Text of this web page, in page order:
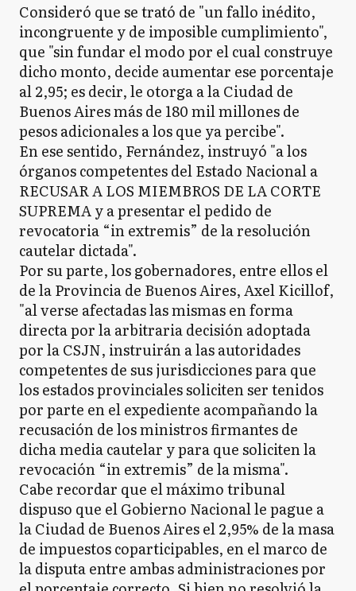
Consideró que se trató de "un fallo inédito,
incongruente y de imposible cumplimiento",
que "sin fundar el modo por el cual construye
dicho monto, decide aumentar ese porcentaje
al 2,95; es decir, le otorga a la Ciudad de
Buenos Aires más de 180 mil millones de
pesos adicionales a los que ya percibe".
En ese sentido, Fernández, instruyó "a los
órganos competentes del Estado Nacional a
RECUSAR A LOS MIEMBROS DE LA CORTE
SUPREMA y a presentar el pedido de
revocatoria “in extremis” de la resolución
cautelar dictada".
Por su parte, los gobernadores, entre ellos el
de la Provincia de Buenos Aires, Axel Kicillof,
"al verse afectadas las mismas en forma
directa por la arbitraria decisión adoptada
por la CSJN, instruirán a las autoridades
competentes de sus jurisdicciones para que
los estados provinciales soliciten ser tenidos
por parte en el expediente acompañando la
recusación de los ministros firmantes de
dicha media cautelar y para que soliciten la
revocación “in extremis” de la misma".
Cabe recordar que el máximo tribunal
dispuso que el Gobierno Nacional le pague a
la Ciudad de Buenos Aires el 2,95% de la masa
de impuestos coparticipables, en el marco de
la disputa entre ambas administraciones por